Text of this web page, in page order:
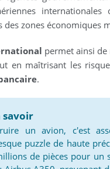
des zones économiques
permet ainsi
en maîtrisant les
.
savoir
un avion, c'est
puzzle de haute
de pièces pour un